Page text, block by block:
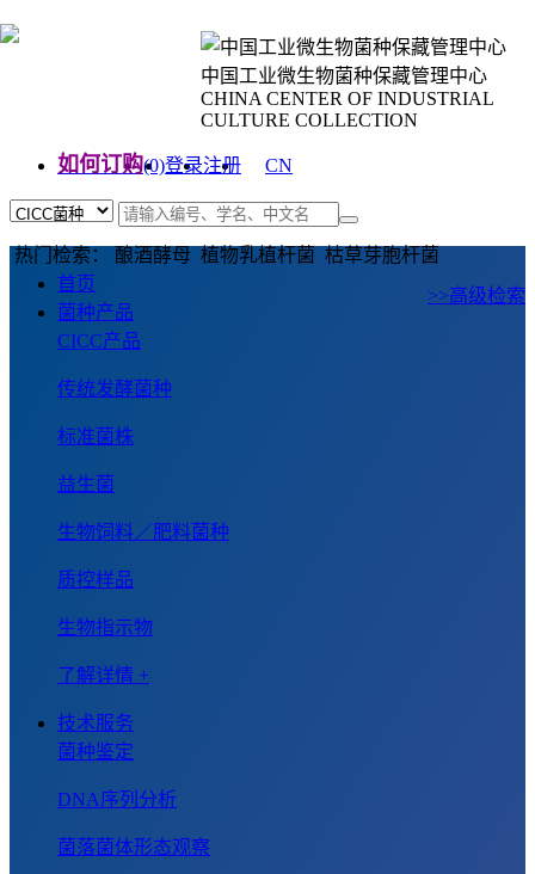
中国工业微生物菌种保藏管理中心
CHINA CENTER OF INDUSTRIAL
CULTURE COLLECTION
如何订购(0)登录注册
CN
热门检索： 酿酒酵母 植物乳植杆菌 枯草芽胞杆菌
>>高级检索
首页
菌种产品
CICC产品
传统发酵菌种
标准菌株
益生菌
生物饲料／肥料菌种
质控样品
生物指示物
了解详情 +
技术服务
菌种鉴定
DNA序列分析
菌落菌体形态观察